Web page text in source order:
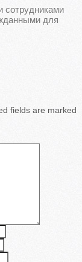
сотрудниками
для
fields are marked